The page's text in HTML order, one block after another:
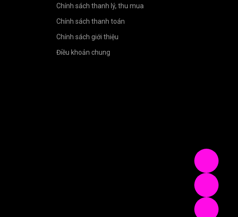
Chính sách thanh lý, thu mua
Chính sách thanh toán
Chính sách giới thiệu
Điều khoản chung